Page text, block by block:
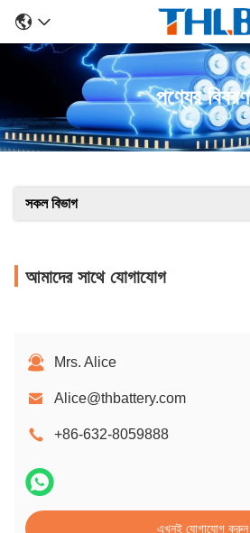
পণ্যের বিবরণ
সকল বিভাগ
আমাদের সাথে যোগাযোগ
Mrs. Alice
Alice@thbattery.com
+86-632-8059888
এখনই যোগাযোগ করুন